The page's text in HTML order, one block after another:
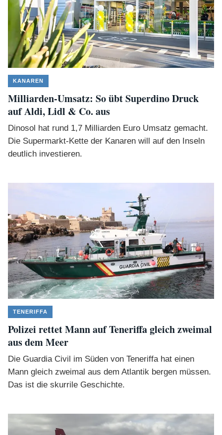
KANAREN
Milliarden-Umsatz: So übt Superdino Druck
auf Aldi, Lidl & Co. aus
Dinosol hat rund 1,7 Milliarden Euro Umsatz gemacht.
Die Supermarkt-Kette der Kanaren will auf den Inseln
deutlich investieren.
TENERIFFA
Polizei rettet Mann auf Teneriffa gleich zweimal
aus dem Meer
Die Guardia Civil im Süden von Teneriffa hat einen
Mann gleich zweimal aus dem Atlantik bergen müssen.
Das ist die skurrile Geschichte.